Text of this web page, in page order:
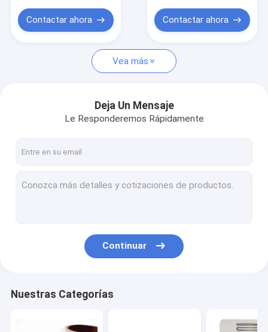
Contactar ahora Contactar ahora
Vea más
Deja Un Mensaje
Le Responderemos Rápidamente
Continuar
Nuestras Categorías